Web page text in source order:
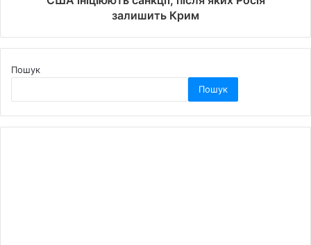
залишить Крим
Пошук
Пошук